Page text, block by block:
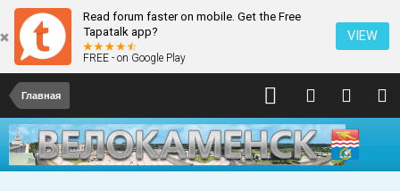
Read forum faster on mobile. Get the Free
Tapatalk app?
FREE - on Google Play
VIEW
Главная